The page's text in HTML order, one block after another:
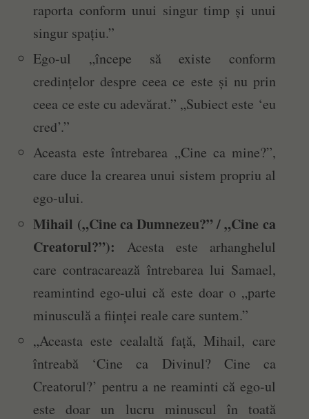
raporta conform unui singur timp și unui
singur spațiu.”
Ego-ul „începe să existe conform
credințelor despre ceea ce este și nu prin
ceea ce este cu adevărat.” „Subiect este ‘eu
cred’.”
Aceasta este întrebarea „Cine ca mine?”,
care duce la crearea unui sistem propriu al
ego-ului.
Mihail („Cine ca Dumnezeu?” / „Cine ca
Creatorul?”): Acesta este arhanghelul
care contracarează întrebarea lui Samael,
reamintind ego-ului că este doar o „parte
minusculă a ființei reale care suntem.”
„Aceasta este cealaltă față, Mihail, care
întreabă ‘Cine ca Divinul? Cine ca
Creatorul?’ pentru a ne reaminti că ego-ul
este doar un lucru minuscul în toată